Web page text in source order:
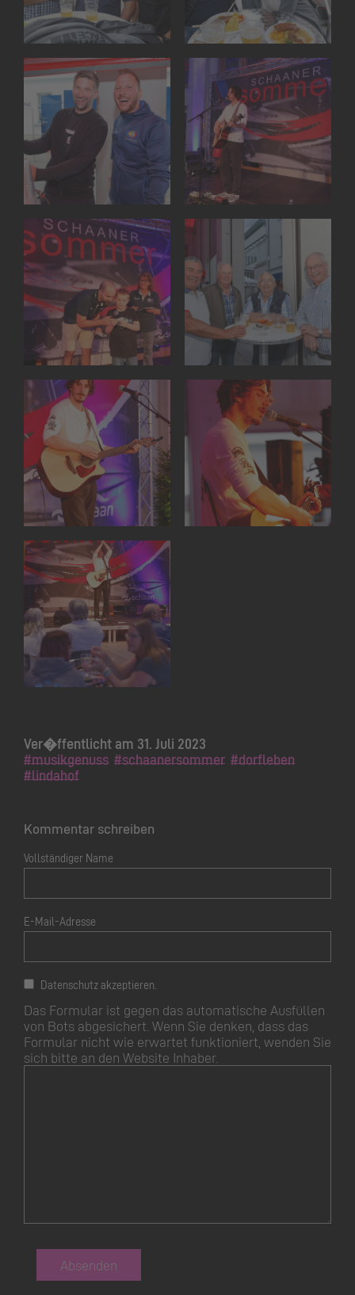
Ver�ffentlicht am 31. Juli 2023
#musikgenuss #schaanersommer #dorfleben
#lindahof
Kommentar schreiben
Vollständiger Name
E-Mail-Adresse
Datenschutz akzeptieren.
Das Formular ist gegen das automatische Ausfüllen
von Bots abgesichert. Wenn Sie denken, dass das
Formular nicht wie erwartet funktioniert, wenden Sie
sich bitte an den Website Inhaber.
Absenden